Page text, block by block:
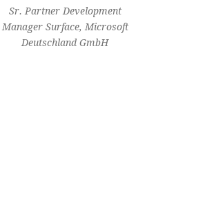
Sr. Partner Development
Manager Surface, Microsoft
Deutschland GmbH